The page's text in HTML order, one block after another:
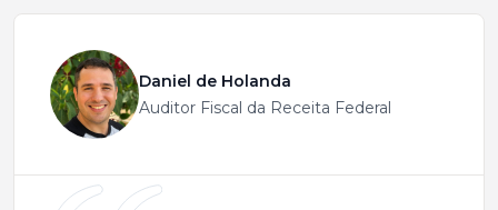
Daniel de Holanda
Auditor Fiscal da Receita Federal